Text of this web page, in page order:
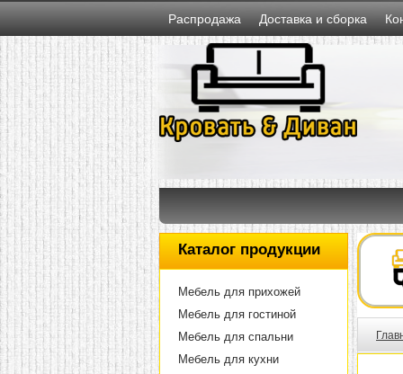
Распродажа Доставка и сборка
Каталог продукции
Мебель для прихожей
Мебель для гостиной
Мебель для спальни
Мебель для кухни